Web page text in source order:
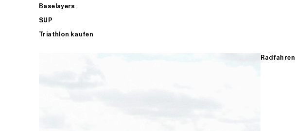
Baselayers
SUP
Triathlon kaufen
Radfahren